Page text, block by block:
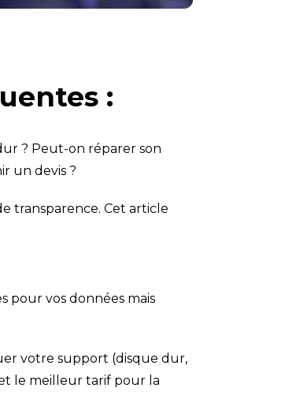
:
? Peut-on réparer son
un devis ?
transparence. Cet article
pour vos données mais
votre support (disque dur,
le meilleur tarif pour la